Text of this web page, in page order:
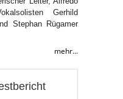
Gerhild
Stephan Rügamer
mehr...